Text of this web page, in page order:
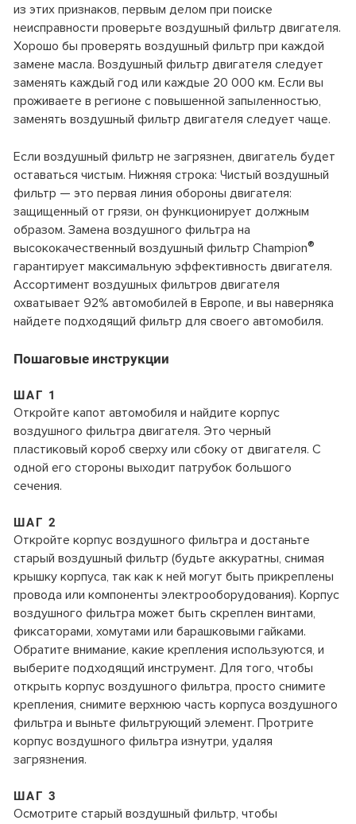
из этих признаков, первым делом при поиске
неисправности проверьте воздушный фильтр двигателя.
Хорошо бы проверять воздушный фильтр при каждой
замене масла. Воздушный фильтр двигателя следует
заменять каждый год или каждые 20 000 км. Если вы
проживаете в регионе с повышенной запыленностью,
заменять воздушный фильтр двигателя следует чаще.
Если воздушный фильтр не загрязнен, двигатель будет
оставаться чистым. Нижняя строка: Чистый воздушный
фильтр — это первая линия обороны двигателя:
защищенный от грязи, он функционирует должным
образом. Замена воздушного фильтра на
высококачественный воздушный фильтр Champion®
гарантирует максимальную эффективность двигателя.
Ассортимент воздушных фильтров двигателя
охватывает 92% автомобилей в Европе, и вы наверняка
найдете подходящий фильтр для своего автомобиля.
Пошаговые инструкции
ШАГ 1
Откройте капот автомобиля и найдите корпус
воздушного фильтра двигателя. Это черный
пластиковый короб сверху или сбоку от двигателя. С
одной его стороны выходит патрубок большого
сечения.
ШАГ 2
Откройте корпус воздушного фильтра и достаньте
старый воздушный фильтр (будьте аккуратны, снимая
крышку корпуса, так как к ней могут быть прикреплены
провода или компоненты электрооборудования). Корпус
воздушного фильтра может быть скреплен винтами,
фиксаторами, хомутами или барашковыми гайками.
Обратите внимание, какие крепления используются, и
выберите подходящий инструмент. Для того, чтобы
открыть корпус воздушного фильтра, просто снимите
крепления, снимите верхнюю часть корпуса воздушного
фильтра и выньте фильтрующий элемент. Протрите
корпус воздушного фильтра изнутри, удаляя
загрязнения.
ШАГ 3
Осмотрите старый воздушный фильтр, чтобы